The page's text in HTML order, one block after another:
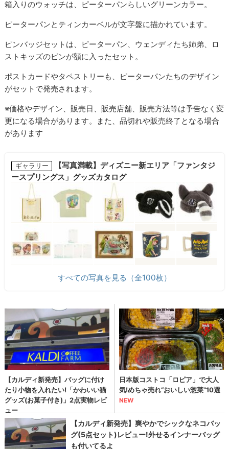
箱入りのウォッチは、ピーターパンらしいグリーンカラー。
ピーターパンとティンカーベルが文字盤に描かれています。
ピンバッジセットは、ピーターパン、ウェンディたち姉弟、ロ
ストキッズのピンが額に入ったセット。
ポストカードやタペストリーも、ピーターパンたちのデザイン
がセットで発売されます。
※価格やデザイン、販売日、販売店舗、販売方法等は予告なく変
更になる場合があります。また、品切れや販売終了となる場合
があります
ギャラリー
【写真満載】ディズニー新エリア「ファンタジ
ースプリングス」グッズカタログ
すべての写真を見る（全100枚）